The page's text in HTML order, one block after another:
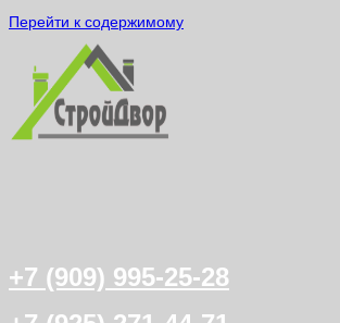
Перейти к содержимому
+7 (909) 995-25-28